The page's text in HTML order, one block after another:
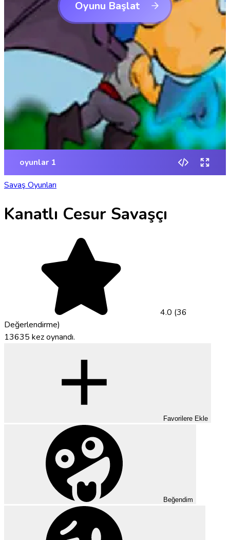
Savaş Oyunları
Kanatlı Cesur Savaşçı
4.0 (36
Değerlendirme)
13635 kez oynandı.
Favorilere Ekle
Beğendim